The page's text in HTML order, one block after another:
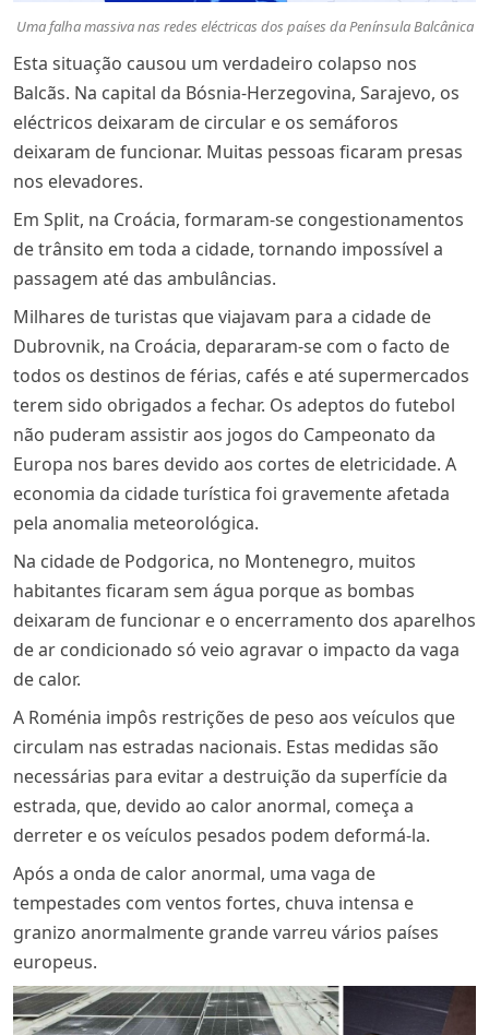
Uma falha massiva nas redes eléctricas dos países da Península Balcânica
Esta situação causou um verdadeiro colapso nos
Balcãs. Na capital da Bósnia-Herzegovina, Sarajevo, os
eléctricos deixaram de circular e os semáforos
deixaram de funcionar. Muitas pessoas ficaram presas
nos elevadores.
Em Split, na Croácia, formaram-se congestionamentos
de trânsito em toda a cidade, tornando impossível a
passagem até das ambulâncias.
Milhares de turistas que viajavam para a cidade de
Dubrovnik, na Croácia, depararam-se com o facto de
todos os destinos de férias, cafés e até supermercados
terem sido obrigados a fechar. Os adeptos do futebol
não puderam assistir aos jogos do Campeonato da
Europa nos bares devido aos cortes de eletricidade. A
economia da cidade turística foi gravemente afetada
pela anomalia meteorológica.
Na cidade de Podgorica, no Montenegro, muitos
habitantes ficaram sem água porque as bombas
deixaram de funcionar e o encerramento dos aparelhos
de ar condicionado só veio agravar o impacto da vaga
de calor.
A Roménia impôs restrições de peso aos veículos que
circulam nas estradas nacionais. Estas medidas são
necessárias para evitar a destruição da superfície da
estrada, que, devido ao calor anormal, começa a
derreter e os veículos pesados podem deformá-la.
Após a onda de calor anormal, uma vaga de
tempestades com ventos fortes, chuva intensa e
granizo anormalmente grande varreu vários países
europeus.